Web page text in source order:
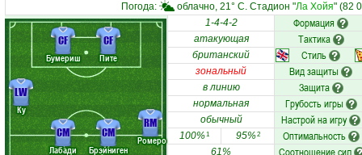
Погода:
облачно, 21° C. Стадион "Ла Хойя" (82
Ку
Лабади Брэйниген
Ромеро
Бумериш Пите
LW
CM CM
RM
CF CF
1-4-4-2 Формация
атакующая Тактика
британский Стиль
зональный Вид защиты
в линию Защита
нормальная Грубость игры
обычный Настрой на игру
100%1 95%2 Оптимальность
61% Соотношение сил